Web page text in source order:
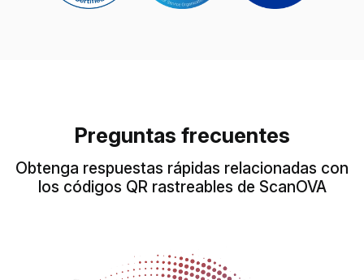
Preguntas frecuentes
Obtenga respuestas rápidas relacionadas con
los códigos QR rastreables de ScanOVA